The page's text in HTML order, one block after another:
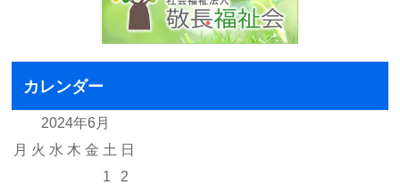
カレンダー
2024年6月
月 火 水 木 金 土 日
1
2